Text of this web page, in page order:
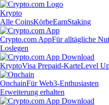
Krypto
Alle CoinsKörbeEarnStaking
Crypto.com AppFür alltägliche
Loslegen
KryptoVisa Prepaid-KarteLevel
OnchainFür Web3-Enthusiasten
Erweiterung erhalten